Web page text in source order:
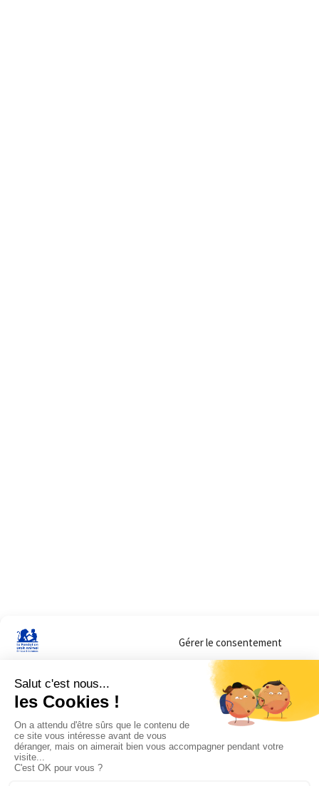
Gérer le consentement
Sur ce site, nous utilisons des cookies pour mesurer notre audience et vous
lorsque vous y consentez. Vous pouvez sélectionner ceux que vous autorisez
navigation.